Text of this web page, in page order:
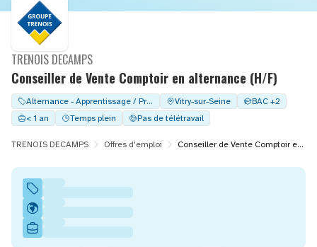
Conseiller de Vente Comptoir en alternance (H/F)
TRENOIS DECAMPS
Alternance - Apprentissage / Professionalisation Vitry-sur-Seine
BAC +2
< 1 an
Temps plein Pas de télétravail
TRENOIS DECAMPS Offres d'emploi Conseiller de Vente Comptoir en alternance (H/F)